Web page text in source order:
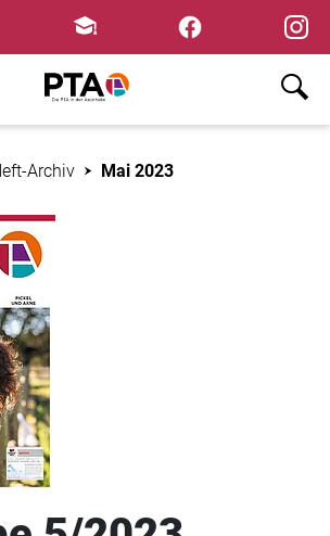
Fortbildungen
Home
Archiv Mai 2023
×